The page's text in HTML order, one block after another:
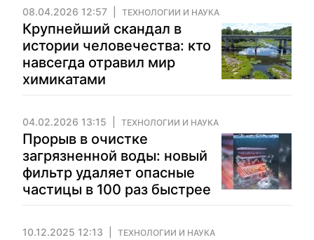
08.04.2026 12:57 ТЕХНОЛОГИИ И НАУКА
Крупнейший скандал в
истории человечества: кто
навсегда отравил мир
химикатами
04.02.2026 13:15 ТЕХНОЛОГИИ И НАУКА
Прорыв в очистке
загрязненной воды: новый
фильтр удаляет опасные
частицы в 100 раз быстрее
10.12.2025 12:13 ТЕХНОЛОГИИ И НАУКА